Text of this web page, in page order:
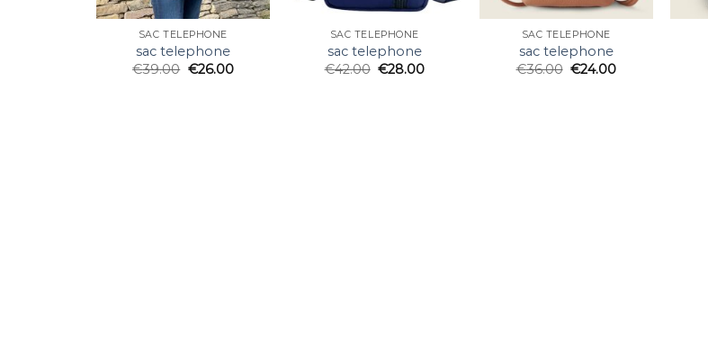
SAC TELEPHONE
sac telephone
€39.00 €26.00
SAC TELEPHONE
sac telephone
€42.00 €28.00
SAC TELEPHONE
sac telephone
€36.00 €24.00